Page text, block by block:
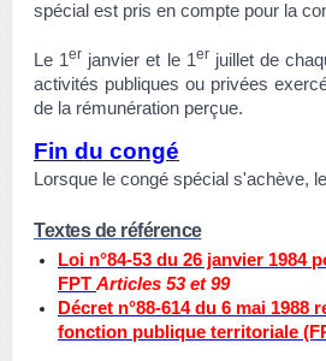
spécial est pris en compte pour la
Le 1er janvier et le 1er juillet de
activités publiques ou privées
de la rémunération perçue.
Fin du congé
Lorsque le congé spécial s'achève,
Textes de référence
Loi n°84-53 du 26 janvier
FPT Articles 53 et 99
Décret n°88-614 du 6 mai
fonction publique territoriale